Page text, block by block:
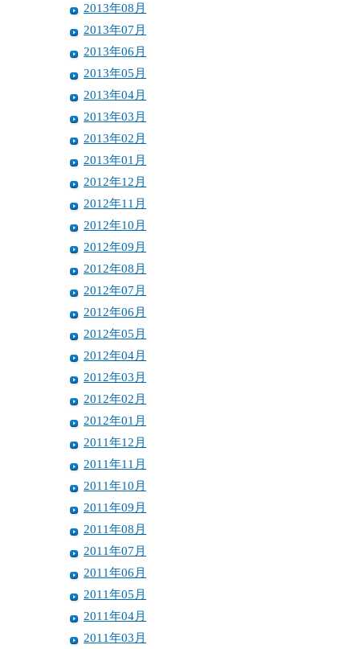
2013年08月
2013年07月
2013年06月
2013年05月
2013年04月
2013年03月
2013年02月
2013年01月
2012年12月
2012年11月
2012年10月
2012年09月
2012年08月
2012年07月
2012年06月
2012年05月
2012年04月
2012年03月
2012年02月
2012年01月
2011年12月
2011年11月
2011年10月
2011年09月
2011年08月
2011年07月
2011年06月
2011年05月
2011年04月
2011年03月